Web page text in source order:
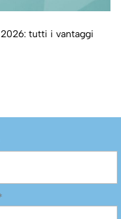
tutti i vantaggi